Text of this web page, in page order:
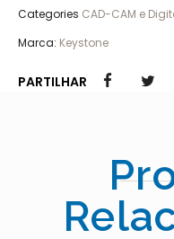
Categories CAD-CAM e
Marca: Keystone
PARTILHAR